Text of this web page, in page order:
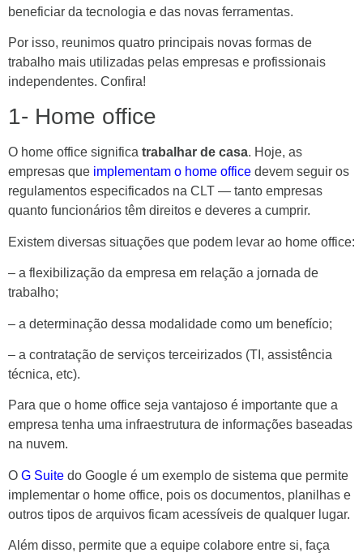
beneficiar da tecnologia e das novas ferramentas.
Por isso, reunimos quatro principais novas formas de
trabalho mais utilizadas pelas empresas e profissionais
independentes. Confira!
1- Home office
O home office significa trabalhar de casa. Hoje, as
empresas que implementam o home office devem seguir os
regulamentos especificados na CLT — tanto empresas
quanto funcionários têm direitos e deveres a cumprir.
Existem diversas situações que podem levar ao home office:
– a flexibilização da empresa em relação a jornada de
trabalho;
– a determinação dessa modalidade como um benefício;
– a contratação de serviços terceirizados (TI, assistência
técnica, etc).
Para que o home office seja vantajoso é importante que a
empresa tenha uma infraestrutura de informações baseadas
na nuvem.
O G Suite do Google é um exemplo de sistema que permite
implementar o home office, pois os documentos, planilhas e
outros tipos de arquivos ficam acessíveis de qualquer lugar.
Além disso, permite que a equipe colabore entre si, faça